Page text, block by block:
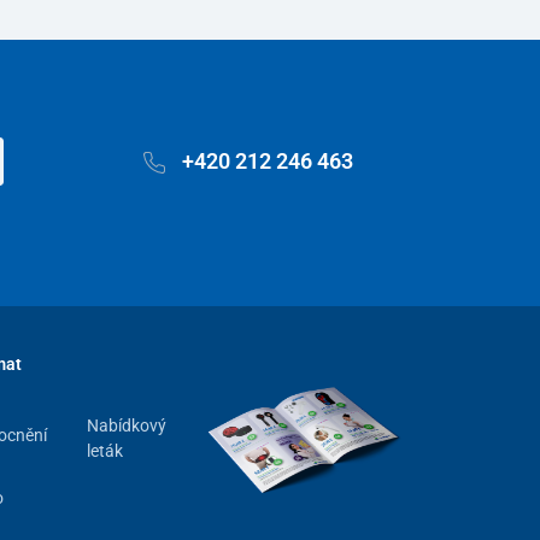
+420 212 246 463
Nabídkový
leták